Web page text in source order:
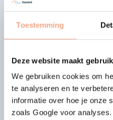
Toestemming
Deze website maakt
We gebruiken cookies om
te analyseren en te
informatie over hoe je onze
zoals Google voor analyses.
Frank Radstake
onder de
Meer
Voor meer informatie
rondom een
verwijzen we je